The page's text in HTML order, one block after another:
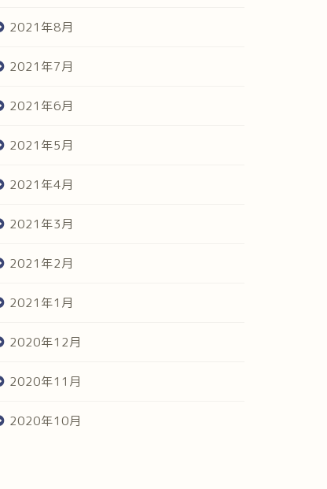
2021年8月
2021年7月
2021年6月
2021年5月
2021年4月
2021年3月
2021年2月
2021年1月
2020年12月
2020年11月
2020年10月